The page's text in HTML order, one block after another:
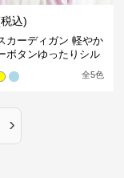
込)
カーディガン 軽やか
ボタンゆったりシル
全5色
›